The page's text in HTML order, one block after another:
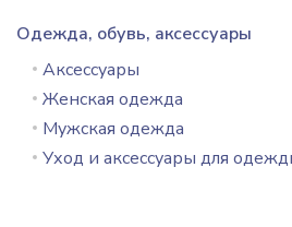
Одежда, обувь, аксессуары
Аксессуары
Женская одежда
Мужская одежда
Уход и аксессуары для